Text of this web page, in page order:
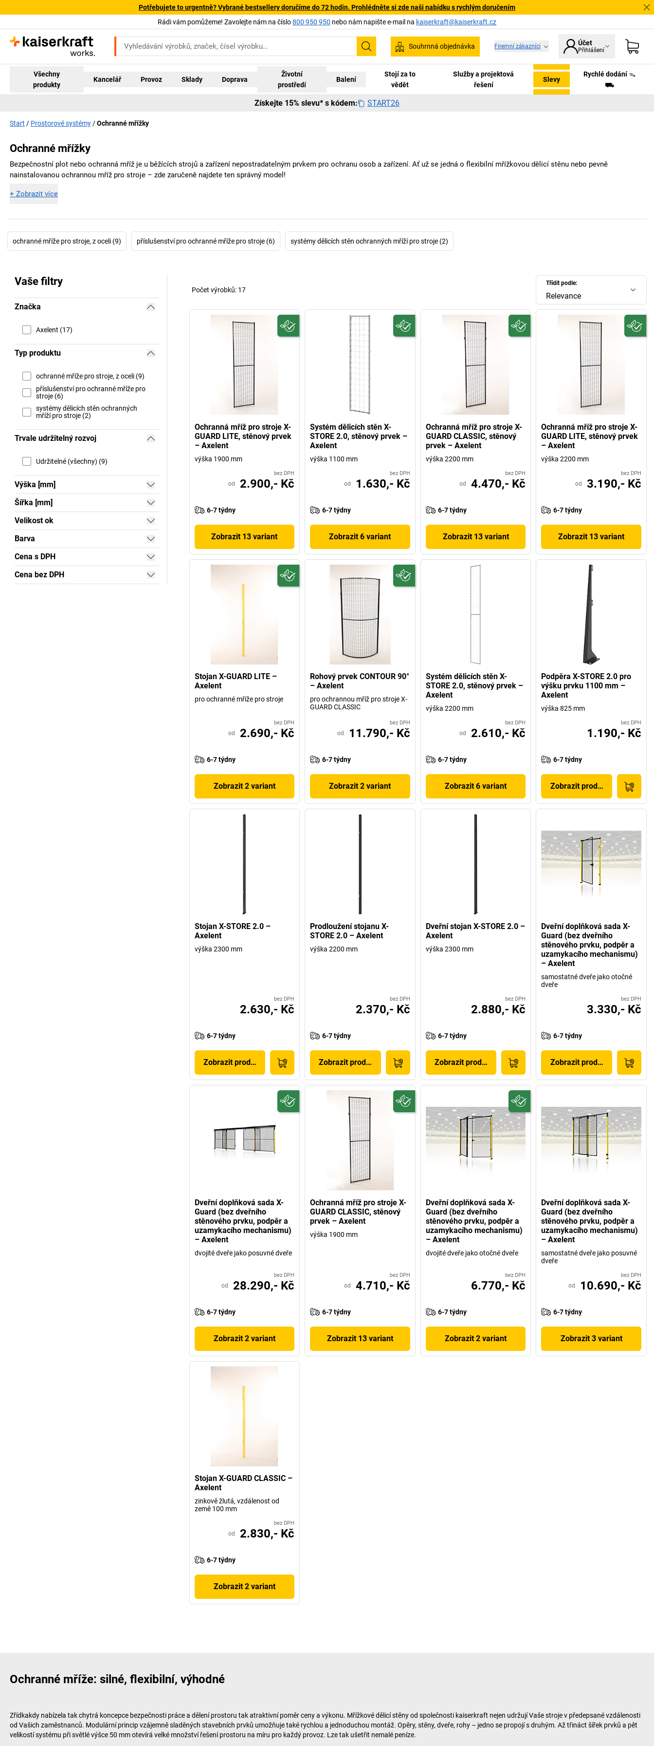
Potřebujete to urgentně? Vybrané bestsellery doručíme do 72 hodin. Prohlédněte si zde naši nabídku s rychlým doručením
Rádi vám pomůžeme! Zavolejte nám na číslo800 950 950 nebo nám napište e-mail na kaiserkraft@kaiserkraft.cz
Hledání
Souhrnná objednávka Firemní zákazníci Účet
Přihlášení
Všechny
produkty
Kancelář Provoz Sklady Doprava
Životní
prostředí
Balení
Stojí za to
vědět
Služby a projektová
řešení
Slevy
Rychlé dodání ᯓ
⛟
Získejte 15% slevu* s kódem: START26
Start Prostorové systémy Ochranné mřížky
Ochranné mřížky
Bezpečnostní plot nebo ochranná mříž je u běžících strojů a zařízení nepostradatelným prvkem pro ochranu osob a zařízení. Ať už se jedná o flexibilní mřížkovou dělicí stěnu nebo pevně
nainstalovanou ochrannou mříž pro stroje – zde zaručeně najdete ten správný model!
+ Zobrazit více
ochranné mříže pro stroje, z oceli (9) příslušenství pro ochranné mříže pro stroje (6) systémy dělicích stěn ochranných mříží pro stroje (2)
Vaše filtry
Značka
Axelent (17)
Typ produktu
ochranné mříže pro stroje, z oceli (9)
příslušenství pro ochranné mříže pro
stroje (6)
systémy dělicích stěn ochranných
mříží pro stroje (2)
Trvale udržitelný rozvoj
Udržitelné (všechny) (9)
Výška [mm]
Šířka [mm]
Velikost ok
Barva
Cena s DPH
Cena bez DPH
Třídit podle:
Relevance
Počet výrobků: 17
Ochranná mříž pro stroje X-
GUARD LITE, stěnový prvek
– Axelent
výška 1900 mm
bez DPH
od 2.900,- Kč
6-7 týdny
Zobrazit 13 variant
Systém dělicích stěn X-
STORE 2.0, stěnový prvek –
Axelent
výška 1100 mm
bez DPH
od 1.630,- Kč
6-7 týdny
Zobrazit 6 variant
Ochranná mříž pro stroje X-
GUARD CLASSIC, stěnový
prvek – Axelent
výška 2200 mm
bez DPH
od 4.470,- Kč
6-7 týdny
Zobrazit 13 variant
Ochranná mříž pro stroje X-
GUARD LITE, stěnový prvek
– Axelent
výška 2200 mm
bez DPH
od 3.190,- Kč
6-7 týdny
Zobrazit 13 variant
Stojan X-GUARD LITE –
Axelent
pro ochranné mříže pro stroje
bez DPH
od 2.690,- Kč
6-7 týdny
Zobrazit 2 variant
Rohový prvek CONTOUR 90°
– Axelent
pro ochrannou mříž pro stroje X-
GUARD CLASSIC
bez DPH
od 11.790,- Kč
6-7 týdny
Zobrazit 2 variant
Systém dělicích stěn X-
STORE 2.0, stěnový prvek –
Axelent
výška 2200 mm
bez DPH
od 2.610,- Kč
6-7 týdny
Zobrazit 6 variant
Podpěra X-STORE 2.0 pro
výšku prvku 1100 mm –
Axelent
výška 825 mm
bez DPH
1.190,- Kč
6-7 týdny
Zobrazit produkt
Stojan X-STORE 2.0 –
Axelent
výška 2300 mm
bez DPH
2.630,- Kč
6-7 týdny
Zobrazit produkt
Prodloužení stojanu X-
STORE 2.0 – Axelent
výška 2200 mm
bez DPH
2.370,- Kč
6-7 týdny
Zobrazit produkt
Dveřní stojan X-STORE 2.0 –
Axelent
výška 2300 mm
bez DPH
2.880,- Kč
6-7 týdny
Zobrazit produkt
Dveřní doplňková sada X-
Guard (bez dveřního
stěnového prvku, podpěr a
uzamykacího mechanismu)
– Axelent
samostatné dveře jako otočné
dveře
bez DPH
3.330,- Kč
6-7 týdny
Zobrazit produkt
Dveřní doplňková sada X-
Guard (bez dveřního
stěnového prvku, podpěr a
uzamykacího mechanismu)
– Axelent
dvojité dveře jako posuvné dveře
bez DPH
od 28.290,- Kč
6-7 týdny
Zobrazit 2 variant
Ochranná mříž pro stroje X-
GUARD CLASSIC, stěnový
prvek – Axelent
výška 1900 mm
bez DPH
od 4.710,- Kč
6-7 týdny
Zobrazit 13 variant
Dveřní doplňková sada X-
Guard (bez dveřního
stěnového prvku, podpěr a
uzamykacího mechanismu)
– Axelent
dvojité dveře jako otočné dveře
bez DPH
6.770,- Kč
6-7 týdny
Zobrazit 2 variant
Dveřní doplňková sada X-
Guard (bez dveřního
stěnového prvku, podpěr a
uzamykacího mechanismu)
– Axelent
samostatné dveře jako posuvné
dveře
bez DPH
od 10.690,- Kč
6-7 týdny
Zobrazit 3 variant
Stojan X-GUARD CLASSIC –
Axelent
zinkově žlutá, vzdálenost od
země 100 mm
bez DPH
od 2.830,- Kč
6-7 týdny
Zobrazit 2 variant
Ochranné mříže: silné, flexibilní, výhodné
Zřídkakdy nabízela tak chytrá koncepce bezpečnosti práce a dělení prostoru tak atraktivní poměr ceny a výkonu. Mřížkové dělicí stěny od společnosti kaiserkraft nejen udržují Vaše stroje v předepsané vzdálenosti
od Vašich zaměstnanců. Modulární princip vzájemně sladěných stavebních prvků umožňuje také rychlou a jednoduchou montáž. Opěry, stěny, dveře, rohy – jedno se propojí s druhým. Až třináct šířek prvků a pět
velikostí systému při světlé výšce 50 mm otevírá velké množství řešení prostoru na míru pro každý provoz. Lze tak ušetřit nemalé peníze.